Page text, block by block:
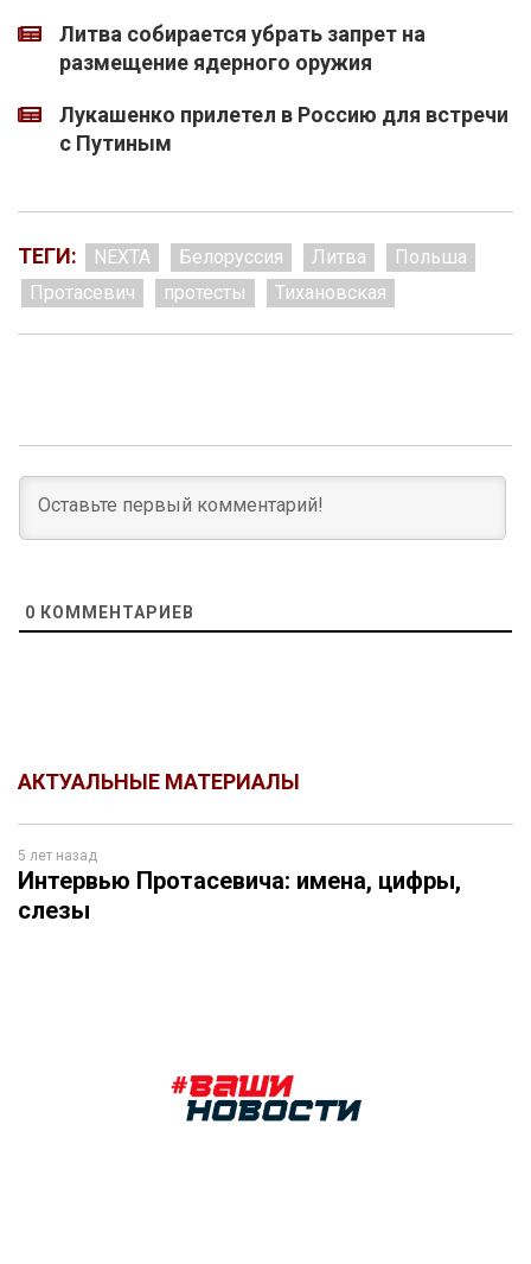
Литва собирается убрать запрет на
размещение ядерного оружия
Лукашенко прилетел в Россию для встречи
с Путиным
ТЕГИ: NEXTA Белоруссия Литва
Польша
Протасевич
протесты Тихановская
0 КОММЕНТАРИЕВ
АКТУАЛЬНЫЕ МАТЕРИАЛЫ
5 лет назад
Интервью Протасевича: имена, цифры,
слезы